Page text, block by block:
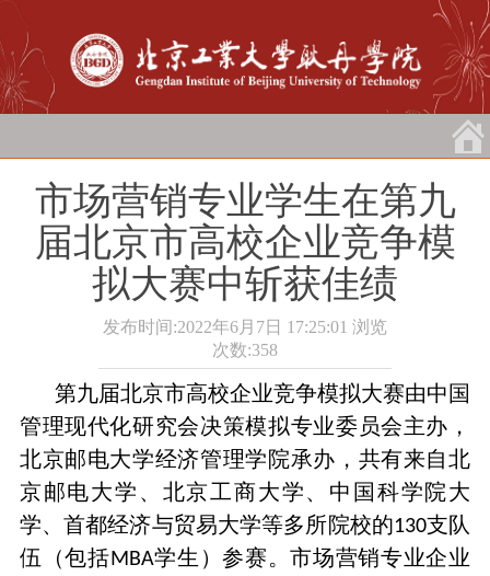
市场营销专业学生在第九
届北京市高校企业竞争模
拟大赛中斩获佳绩
发布时间:2022年6月7日 17:25:01 浏览
次数:358
第九届北京市高校企业竞争模拟大赛由中国
管理现代化研究会决策模拟专业委员会主办，
北京邮电大学经济管理学院承办，共有来自北
京邮电大学、北京工商大学、中国科学院大
学、首都经济与贸易大学等多所院校的130支队
伍（包括 MBA学生）参赛。市场营销专业企业